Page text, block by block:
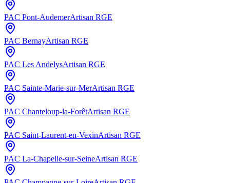
PAC Pont-AudemerArtisan RGE
PAC BernayArtisan RGE
PAC Les AndelysArtisan RGE
PAC Sainte-Marie-sur-MerArtisan RGE
PAC Chanteloup-la-ForêtArtisan RGE
PAC Saint-Laurent-en-VexinArtisan RGE
PAC La-Chapelle-sur-SeineArtisan RGE